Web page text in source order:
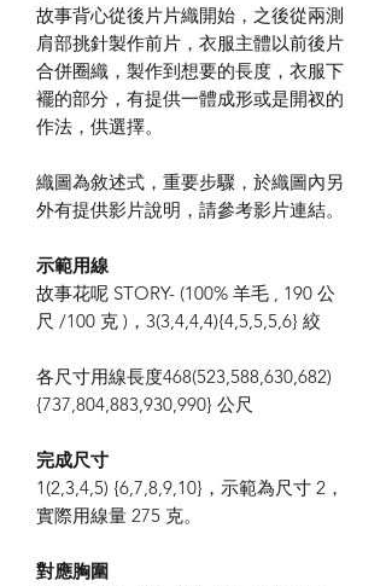
故事背心從後片片織開始，之後從兩測
肩部挑針製作前片，衣服主體以前後片
合併圈織，製作到想要的長度，衣服下
襬的部分，有提供一體成形或是開衩的
作法，供選擇。
織圖為敘述式，重要步驟，於織圖內另
外有提供影片說明，請參考影片連結。
示範用線
故事花呢 STORY- (100% 羊毛 , 190 公
尺 /100 克 )，3(3,4,4,4){4,5,5,5,6} 絞
各尺寸用線長度468(523,588,630,682)
{737,804,883,930,990} 公尺
完成尺寸
1(2,3,4,5) {6,7,8,9,10}，示範為尺寸 2，
實際用線量 275 克。
對應胸圍